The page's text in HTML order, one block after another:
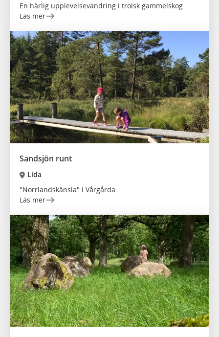
En härlig upplevelsevandring i trolsk gammelskog
Läs mer
Sandsjön runt
Lida
"Norrlandskänsla" i Vårgårda
Läs mer